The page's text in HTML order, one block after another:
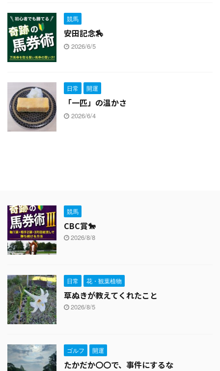
競馬
安田記念🏇
2026/6/5
日常 開運
「一匹」の温かさ
2026/6/4
競馬
CBC賞🐎
2026/8/8
日常 花・観葉植物
草ぬきが教えてくれたこと
2026/8/5
ゴルフ 開運
たかだか〇〇で、事件にするな